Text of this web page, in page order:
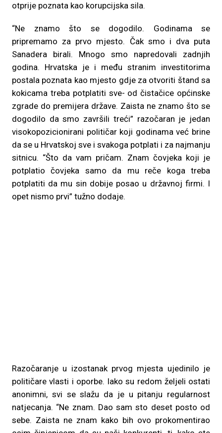
otprije poznata kao korupcijska sila.
“Ne znamo što se dogodilo. Godinama se
pripremamo za prvo mjesto. Čak smo i dva puta
Sanadera birali. Mnogo smo napredovali zadnjih
godina. Hrvatska je i među stranim investitorima
postala poznata kao mjesto gdje za otvoriti štand sa
kokicama treba potplatiti sve- od čistačice općinske
zgrade do premijera države. Zaista ne znamo što se
dogodilo da smo završili treći” razočaran je jedan
visokopozicionirani političar koji godinama već brine
da se u Hrvatskoj sve i svakoga potplati i za najmanju
sitnicu. “Što da vam pričam. Znam čovjeka koji je
potplatio čovjeka samo da mu reče koga treba
potplatiti da mu sin dobije posao u državnoj firmi. I
opet nismo prvi” tužno dodaje.
Razočaranje u izostanak prvog mjesta ujedinilo je
političare vlasti i oporbe. Iako su redom željeli ostati
anonimni, svi se slažu da je u pitanju regularnost
natjecanja. “Ne znam. Dao sam sto deset posto od
sebe. Zaista ne znam kako bih ovo prokomentirao